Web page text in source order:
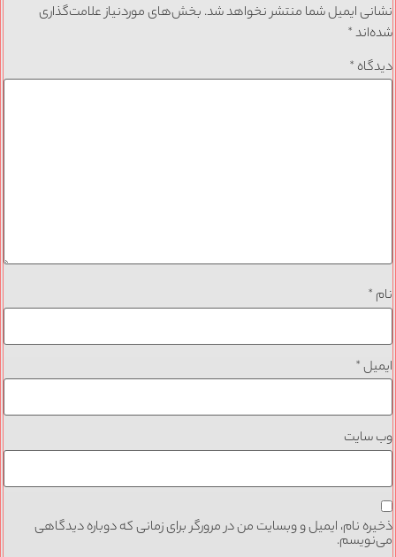
نشانی ایمیل شما منتشر نخواهد شد. بخش‌های موردنیاز علامت‌گذاری
شده‌اند*
دیدگاه *
نام *
ایمیل*
وب‌ سایت
ذخیره نام، ایمیل و وبسایت من در مرورگر برای زمانی که دوباره دیدگاهی
می‌نویسم.